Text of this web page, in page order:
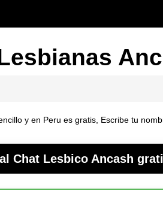
y en Peru es gratis, Escribe tu
Chat Lesbico Ancash